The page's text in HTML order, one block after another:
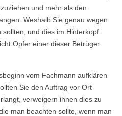
und mehr als den
Weshalb Sie genau wegen
und dies im Hinterkopf
Opfer einer dieser Betrüger
vom Fachmann aufklären
Sie den Auftrag vor Ort
verweigern ihnen dies zu
man beachten sollte, wenn man